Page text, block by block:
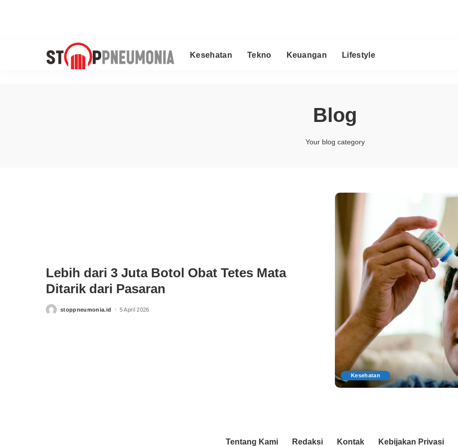
Kesehatan Tekno Keuangan Lifestyle
Blog
Your blog category
Kesehatan
Lebih dari 3 Juta Botol Obat Tetes Mata
Ditarik dari Pasaran
Postedstoppneumonia.id 5 April 2026
Tentang Kami Redaksi Kontak Kebijakan Privasi